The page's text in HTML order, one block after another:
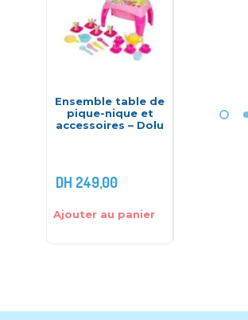
Ensemble table de
pique-nique et
accessoires – Dolu
DH 249,00
Ajouter au panier